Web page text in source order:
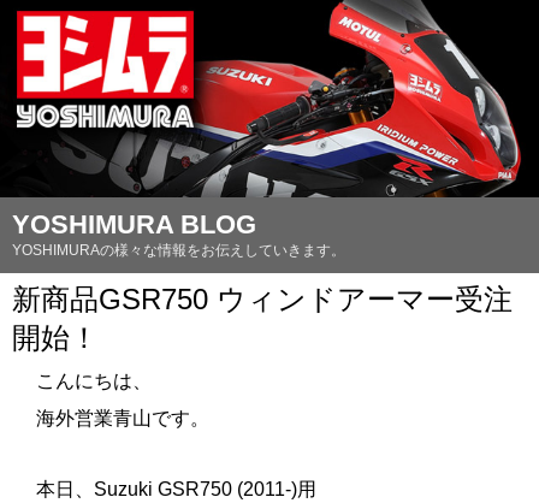
YOSHIMURA BLOG
YOSHIMURAの様々な情報をお伝えしていきます。
新商品GSR750 ウィンドアーマー受注
開始！
こんにちは、
海外営業青山です。
本日、Suzuki GSR750 (2011-)用